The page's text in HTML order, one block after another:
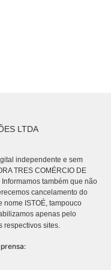
LTDA
independente e sem
TRES COMÉRCIO DE
também que não
cancelamento do
nome ISTOÉ, tampouco
apenas pelo
respectivos sites.